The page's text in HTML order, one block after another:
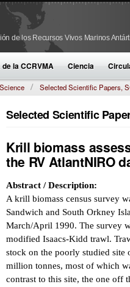
de los Recursos Vivos Marinos
la CCRVMA Ciencia
Selected Scientific Papers,
Selected Scientific
Krill biomass
the RV AtlantNIRO
Abstract / Description:
A krill biomass census survey
Sandwich and South Orkney
March/April 1990. The survey
modified Isaacs-Kidd trawl.
stock on the poorly studied site
million tonnes, most of which
contrast to this site, the one off